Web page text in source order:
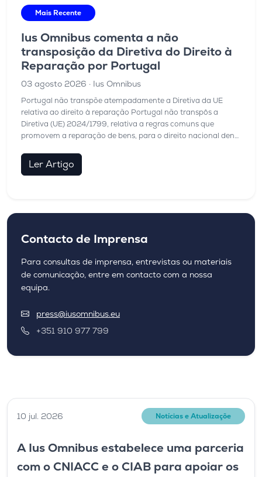
Mais Recente
Ius Omnibus comenta a não
transposição da Diretiva do Direito à
Reparação por Portugal
03 agosto 2026 · Ius Omnibus
Portugal não transpõe atempadamente a Diretiva da UE
relativa ao direito à reparação Portugal não transpôs a
Diretiva (UE) 2024/1799, relativa a regras comuns que
promovem a reparação de bens, para o direito nacional den…
Ler Artigo
Contacto de Imprensa
Para consultas de imprensa, entrevistas ou materiais
de comunicação, entre em contacto com a nossa
equipa.
press@iusomnibus.eu
+351 910 977 799
10 jul. 2026 Notícias e Atualizaçõe
A Ius Omnibus estabelece uma parceria
com o CNIACC e o CIAB para apoiar os